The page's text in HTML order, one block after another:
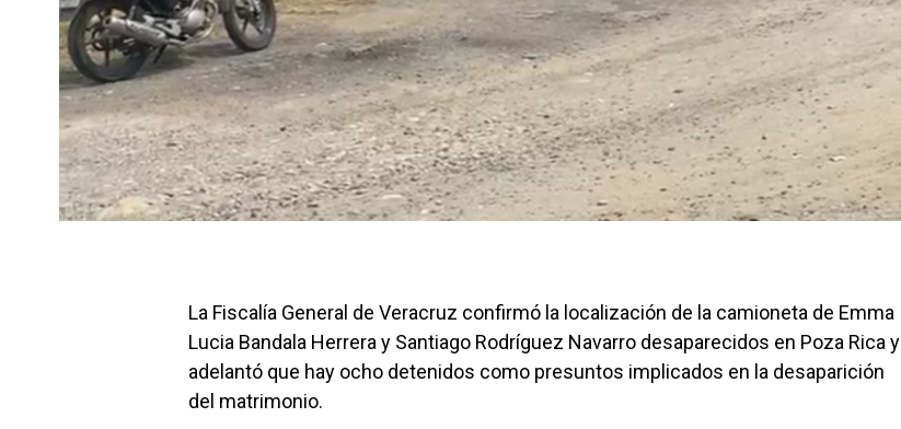
La Fiscalía General de Veracruz confirmó la localización de la camioneta de Emma
Lucia Bandala Herrera y Santiago Rodríguez Navarro desaparecidos en Poza Rica y
adelantó que hay ocho detenidos como presuntos implicados en la desaparición
del matrimonio.